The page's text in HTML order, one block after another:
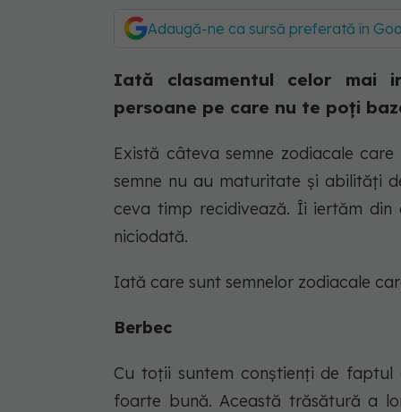
Adaugă-ne ca sursă preferată în
Iată clasamentul celor mai
persoane pe care nu te poți
Există câteva semne zodiacale
semne nu au maturitate și abilități
ceva timp recidivează. Îi iertăm
niciodată.
Iată care sunt semnelor zodiacale
Berbec
Cu toții suntem conștienți de
foarte bună. Această trăsătură a